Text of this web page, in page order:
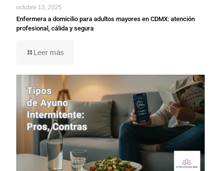
octubre 13, 2025
Enfermera a domicilio para adultos mayores en CDMX: atención
profesional, cálida y segura
Leer más